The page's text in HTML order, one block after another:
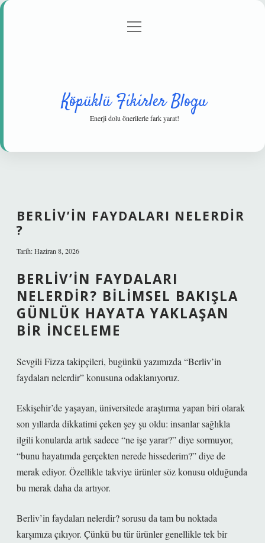
Gizlilik Politikası
menüyü
Köpüklü Fikirler Blogu
Enerji dolu önerilerle fark yarat!
BERLIV’IN FAYDALARI NELERDIR
?
Tarih: Haziran 8, 2026
BERLIV’IN FAYDALARI
NELERDIR? BILIMSEL BAKIŞLA
GÜNLÜK HAYATA YAKLAŞAN
BIR İNCELEME
Sevgili Fizza takipçileri, bugünkü yazımızda “Berliv’in
faydaları nelerdir” konusuna odaklanıyoruz.
Eskişehir’de yaşayan, üniversitede araştırma yapan biri olarak
son yıllarda dikkatimi çeken şey şu oldu: insanlar sağlıkla
ilgili konularda artık sadece “ne işe yarar?” diye sormuyor,
“bunu hayatımda gerçekten nerede hissederim?” diye de
merak ediyor. Özellikle takviye ürünler söz konusu olduğunda
bu merak daha da artıyor.
Berliv’in faydaları nelerdir? sorusu da tam bu noktada
karşımıza çıkıyor. Çünkü bu tür ürünler genellikle tek bir